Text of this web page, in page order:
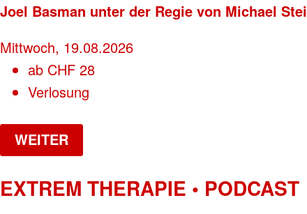
Joel Basman unter der Regie von Michael
Mittwoch, 19.08.2026
ab CHF 28
Verlosung
WEITER
EXTREM THERAPIE • PODCAST